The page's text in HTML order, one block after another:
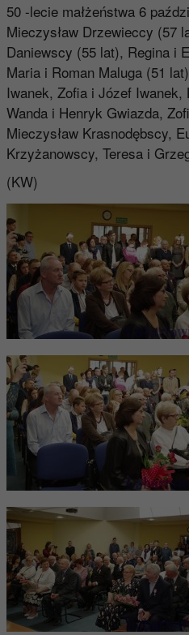
50 -lecie małżeństwa 6
Mieczysław Drzewieccy (57
Daniewscy (55 lat), Regina i
Maria i Roman Maluga (51
Iwanek, Zofia i Józef
Wanda i Henryk Gwiazda,
Mieczysław Krasnodębscy,
Krzyżanowscy, Teresa i
(KW)